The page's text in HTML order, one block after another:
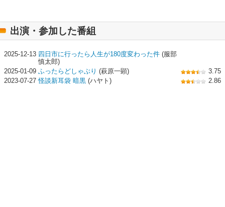
出演・参加した番組
2025-12-13 四日市に行ったら人生が180度変わった件 (服部
慎太郎)
2025-01-09 ふったらどしゃぶり (萩原一顕)
3.75
2023-07-27 怪談新耳袋 暗黒 (ハヤト) 2.86